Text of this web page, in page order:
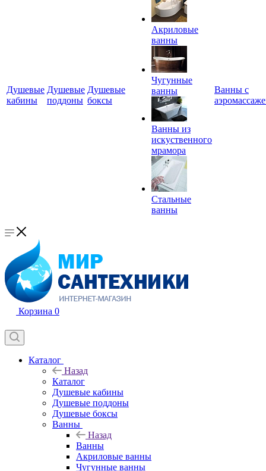
Душевые
кабины
Душевые
поддоны
Душевые
боксы
Акриловые
ванны
Чугунные
ванны
Ванны из
искуственного
мрамора
Стальные
ванны
Ванны с
Корзина 0
Каталог
Назад
Каталог
Душевые кабины
Душевые поддоны
Душевые боксы
Ванны
Назад
Ванны
Акриловые ванны
Чугунные ванны